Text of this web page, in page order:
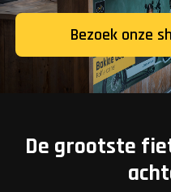
Bezoek onze
De grootste